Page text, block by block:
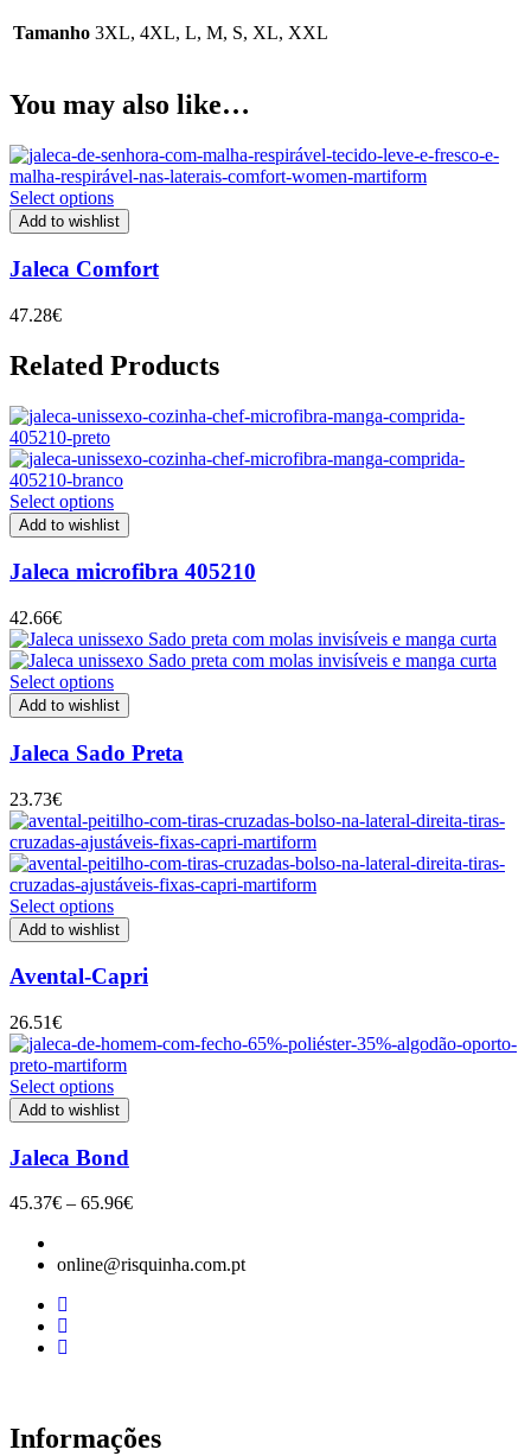
Tamanho 3XL, 4XL, L, M, S, XL, XXL
You may also like…
Select options
Add to wishlist
Jaleca Comfort
47.28€
Related Products
Select options
Add to wishlist
Jaleca microfibra 405210
42.66€
Select options
Add to wishlist
Jaleca Sado Preta
23.73€
Select options
Add to wishlist
Avental-Capri
26.51€
Select options
Add to wishlist
Jaleca Bond
45.37€ – 65.96€Price
through
online@risquinha.com.pt
Informações